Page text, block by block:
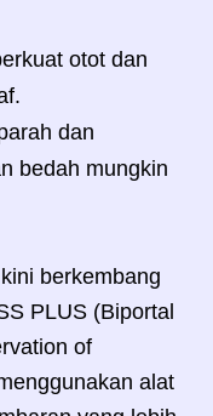
otot dan
dan
bedah mungkin
berkembang
PLUS (Biportal
of
alat